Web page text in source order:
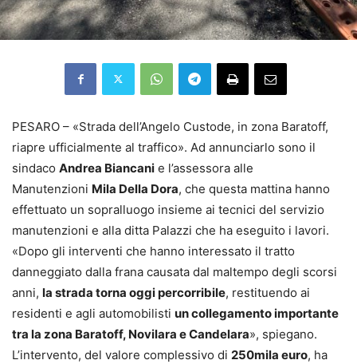
PESARO – «Strada dell’Angelo Custode, in zona Baratoff,
riapre ufficialmente al traffico». Ad annunciarlo sono il
sindaco Andrea Biancani e l’assessora alle
Manutenzioni Mila Della Dora, che questa mattina hanno
effettuato un sopralluogo insieme ai tecnici del servizio
manutenzioni e alla ditta Palazzi che ha eseguito i lavori.
«Dopo gli interventi che hanno interessato il tratto
danneggiato dalla frana causata dal maltempo degli scorsi
anni, la strada torna oggi percorribile, restituendo ai
residenti e agli automobilisti un collegamento importante
tra la zona Baratoff, Novilara e Candelara», spiegano.
L’intervento, del valore complessivo di 250mila euro, ha